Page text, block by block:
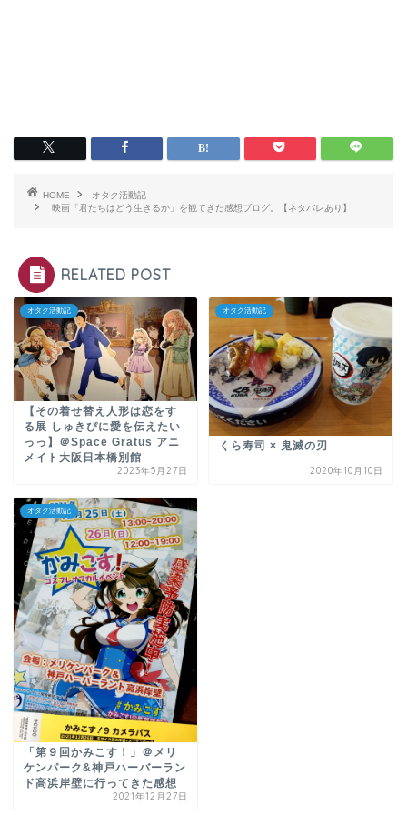
HOME
オタク活動記
映画「君たちはどう生きるか」を観てきた感想ブログ。【ネタバレあり】
RELATED POST
オタク活動記
【その着せ替え人形は恋をす
る展 しゅきぴに愛を伝えたい
っっ】＠Space Gratus アニ
メイト大阪日本橋別館
2023年5月27日
オタク活動記
くら寿司 × 鬼滅の刃
2020年10月10日
オタク活動記
「第９回かみこす！」＠メリ
ケンパーク&神戸ハーバーラン
ド高浜岸壁に行ってきた感想
2021年12月27日